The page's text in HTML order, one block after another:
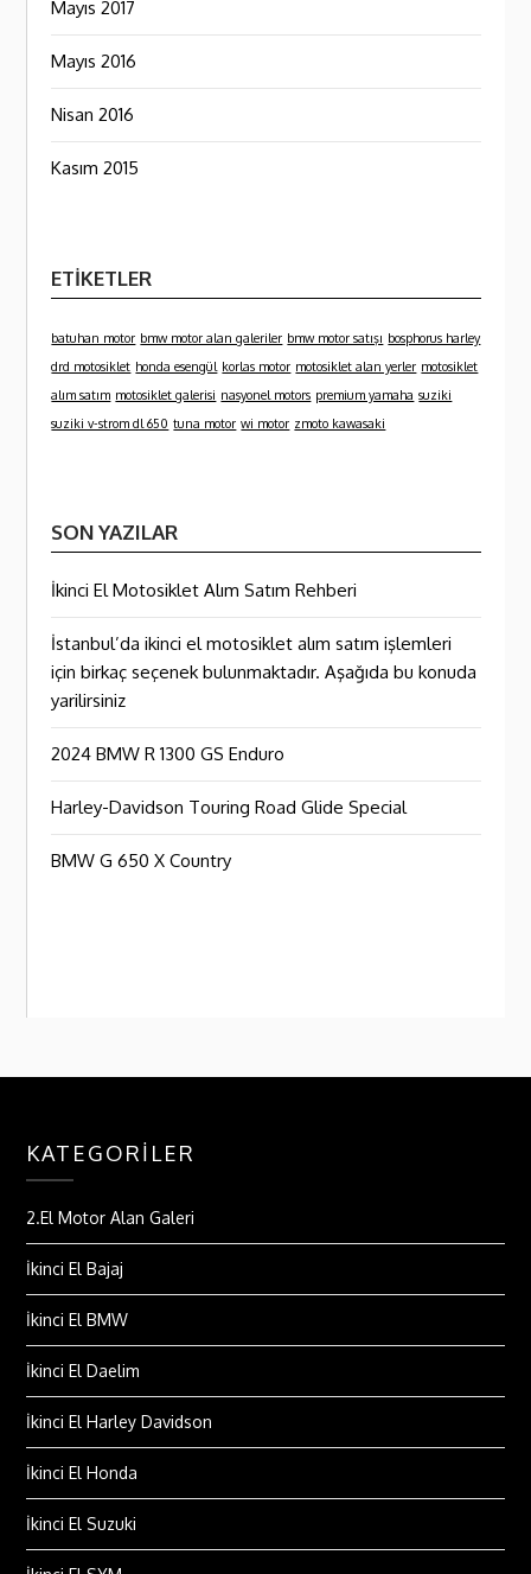
Mayıs 2017
Mayıs 2016
Nisan 2016
Kasım 2015
ETIKETLER
batuhan motor bmw motor alan galeriler bmw motor satışı bosphorus harley
drd motosiklet honda esengül korlas motor motosiklet alan yerler motosiklet
alım satım motosiklet galerisi nasyonel motors premium yamaha suziki
suziki v-strom dl 650 tuna motor wi motor zmoto kawasaki
SON YAZILAR
İkinci El Motosiklet Alım Satım Rehberi
İstanbul’da ikinci el motosiklet alım satım işlemleri
için birkaç seçenek bulunmaktadır. Aşağıda bu konuda
yarilirsiniz
2024 BMW R 1300 GS Enduro
Harley-Davidson Touring Road Glide Special
BMW G 650 X Country
KATEGORILER
2.El Motor Alan Galeri
İkinci El Bajaj
İkinci El BMW
İkinci El Daelim
İkinci El Harley Davidson
İkinci El Honda
İkinci El Suzuki